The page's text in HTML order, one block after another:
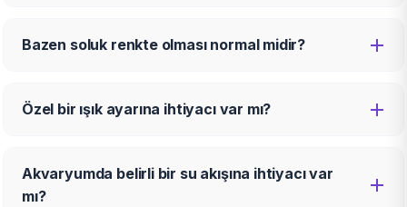
Bazen soluk renkte olması normal midir?
Özel bir ışık ayarına ihtiyacı var mı?
Akvaryumda belirli bir su akışına ihtiyacı var
mı?